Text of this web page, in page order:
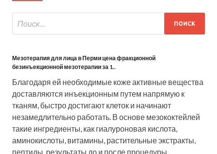
Мезотерапия для лица в Перми цена фракционной
безинъекционной мезотерапии за 1..
Благодаря ей необходимые коже активные вещества
доставляются инъекционным путем напрямую к
тканям, быстро достигают клеток и начинают
незамедлительно работать. В основе мезококтейлей
такие ингредиенты, как гиалуроновая кислота,
аминокислоты, витамины, растительные экстракты,
пептиды. результаты до и после процедуры.